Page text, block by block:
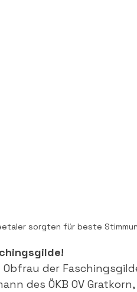
sorgten für beste
der
des ÖKB OV Gratkorn,